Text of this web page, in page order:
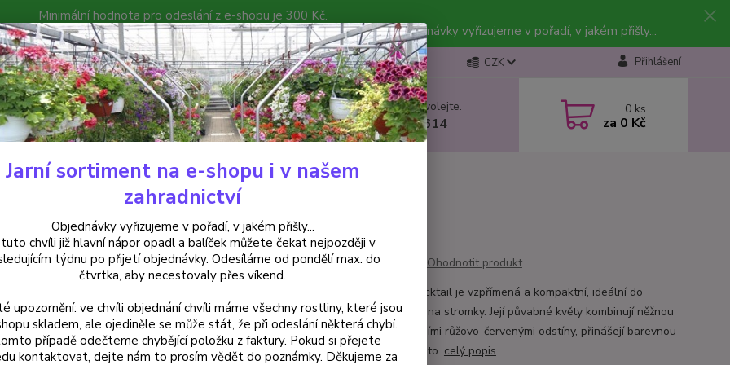
Minimální hodnota pro odeslání z e-shopu je 300 Kč.
můžete čekat nejpozději v následujícím týdnu po přijetí objednávky. Objednávky vyřizujeme v pořadí, v jakém přišly...
Poradna Kontakty CZK Přihlášení
Hledat Nevíte si rady? Zavolejte.
+420 602 223 614
0 ks
za 0 Kč
Fuchsie Shrimp Cocktail 1135 F
Cocktail 1135 F
Ohodnotit produkt
Fuchsie Shrimp Cocktail je vzpřímená a kompaktní, ideální do
menších prostorů i na stromky. Její půvabné květy kombinují něžnou
růžovou s atraktivními růžovo-červenými odstíny, přinášejí barevnou
eleganci po celé léto. celý popis
Jarní sortiment na e-shopu i v našem
zahradnictví
Objednávky vyřizujeme v pořadí, v jakém přišly...
chvíli již hlavní nápor opadl a balíček můžete čekat nejpozději v
týdnu po přijetí objednávky. Odesíláme od pondělí max. do
čtvrtka, aby necestovaly přes víkend.
upozornění: ve chvíli objednání chvíli máme všechny rostliny, které jsou
skladem, ale ojediněle se může stát, že při odeslání některá chybí.
případě odečteme chybějící položku z faktury. Pokud si přejete
kontaktovat, dejte nám to prosím vědět do poznámky. Děkujeme za